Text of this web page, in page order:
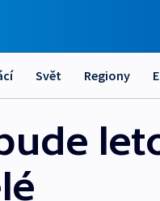
Svět Regiony